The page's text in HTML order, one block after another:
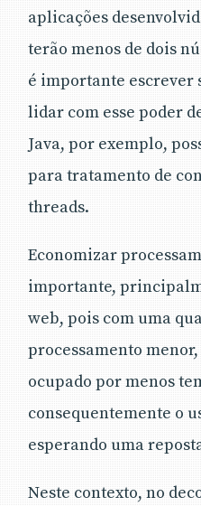
aplicações
terão menos de dois
é importante escrever
lidar com esse poder
Java, por exemplo,
para tratamento de
threads.
Economizar
importante,
web, pois com uma
processamento
ocupado por menos
consequentemente o
esperando uma
Neste contexto, no